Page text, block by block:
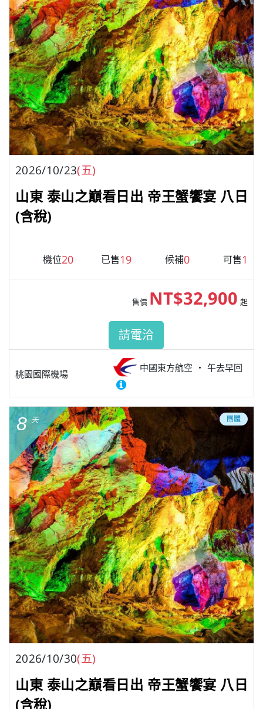
2026/10/23(五)
山東 泰山之巔看日出 帝王蟹饗宴 八日
(含稅)
機位20 已售19 候補0 可售1
桃園國際機場
中國東方航空 午去早回
售價 NT$32,900 起
請電洽
8 天 團體
2026/10/30(五)
山東 泰山之巔看日出 帝王蟹饗宴 八日
(含稅)